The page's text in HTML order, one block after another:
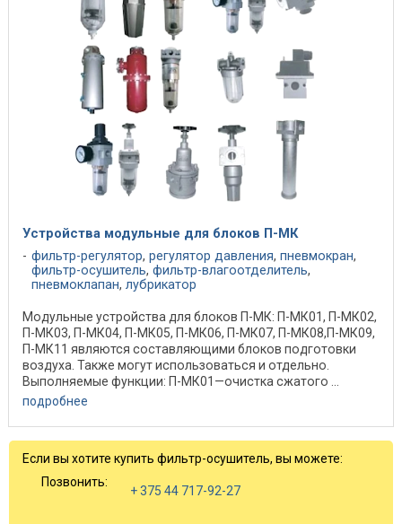
Устройства модульные для блоков П-МК
фильтр-регулятор, регулятор давления, пневмокран,
фильтр-осушитель, фильтр-влагоотделитель,
пневмоклапан, лубрикатор
Модульные устройства для блоков П-МК: П-МК01, П-МК02,
П-МК03, П-МК04, П-МК05, П-МК06, П-МК07, П-МК08,П-МК09,
П-МК11 являются составляющими блоков подготовки
воздуха. Также могут использоваться и отдельно.
Выполняемые функции: П-МК01—очистка сжатого ...
подробнее
Если вы хотите купить фильтр-осушитель, вы можете:
Позвонить:
+ 375 44 717-92-27